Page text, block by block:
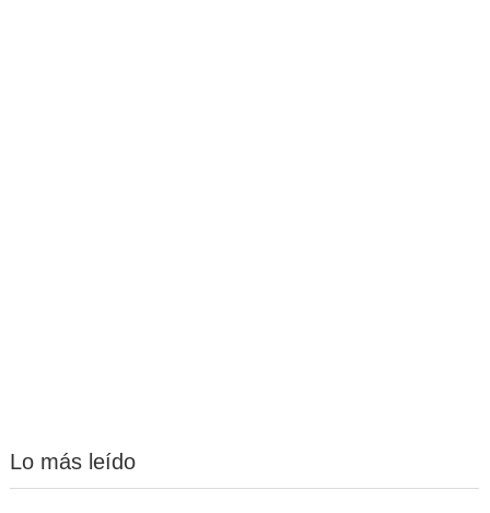
Lo más leído